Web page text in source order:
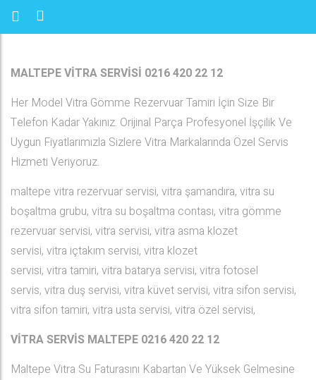
MALTEPE VİTRA SERVİSİ 0216 420 22 12
Her Model Vitra Gömme Rezervuar Tamiri İçin Size Bir
Telefon Kadar Yakınız. Orijinal Parça Profesyonel İşçilik Ve
Uygun Fiyatlarımızla Sizlere Vitra Markalarında Özel Servis
Hizmeti Veriyoruz.
maltepe vitra rezervuar servisi, vitra şamandıra, vitra su
boşaltma grubu, vitra su boşaltma contası, vitra gömme
rezervuar servisi, vitra servisi, vitra asma klozet
servisi, vitra içtakım servisi, vitra klozet
servisi, vitra tamiri, vitra batarya servisi, vitra fotosel
servis, vitra duş servisi, vitra küvet servisi, vitra sifon servisi,
vitra sifon tamiri, vitra usta servisi, vitra özel servisi,
VİTRA SERVİS MALTEPE 0216 420 22 12
Maltepe Vitra Su Faturasını Kabartan Ve Yüksek Gelmesine